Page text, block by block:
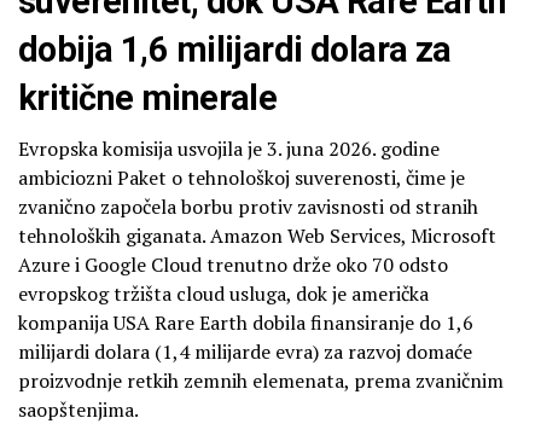
dobija 1,6 milijardi dolara za
kritične minerale
Evropska komisija usvojila je 3. juna 2026. godine
ambiciozni Paket o tehnološkoj suverenosti, čime je
zvanično započela borbu protiv zavisnosti od stranih
tehnoloških giganata. Amazon Web Services, Microsoft
Azure i Google Cloud trenutno drže oko 70 odsto
evropskog tržišta cloud usluga, dok je američka
kompanija USA Rare Earth dobila finansiranje do 1,6
milijardi dolara (1,4 milijarde evra) za razvoj domaće
proizvodnje retkih zemnih elemenata, prema zvaničnim
saopštenjima.